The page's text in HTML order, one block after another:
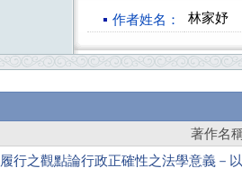
作者姓名： 林家妤
著作名
行之觀點論行政正確性之法學意義－